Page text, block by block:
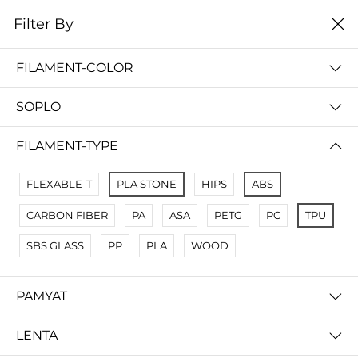
0
No Results
Not Found Filters1
Not Found Filters2
Filter By
FILAMENT-COLOR
SOPLO
FILAMENT-TYPE
FLEXABLE-T PLA STONE HIPS ABS
CARBON FIBER PA ASA PETG PC TPU
SBS GLASS PP PLA WOOD
PAMYAT
LENTA